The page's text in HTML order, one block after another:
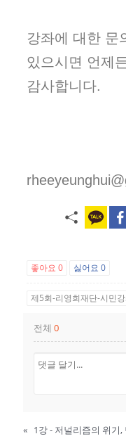
강좌에 대한 문
있으시면 언제
감사합니다.
좋아요0 싫어요0
제5회-리영희재단-시민
전체0
« 1강 - 저널리즘의 위기